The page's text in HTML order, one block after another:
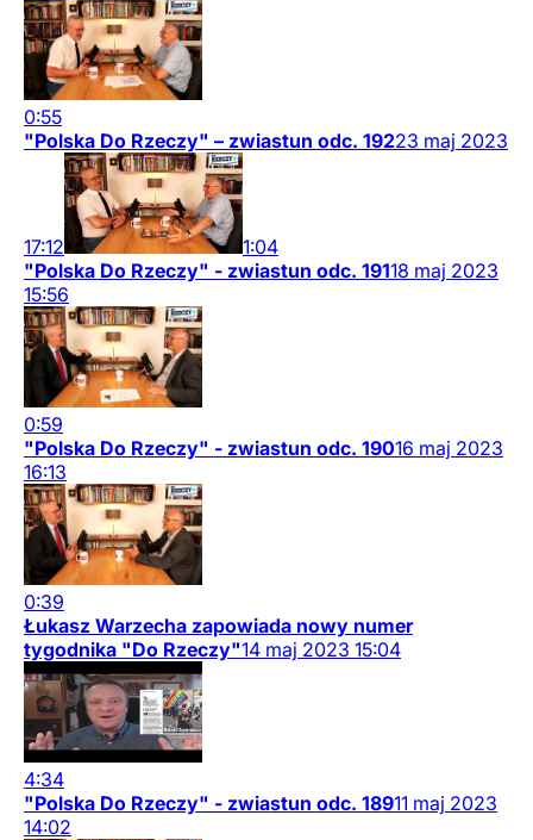
0:55
"Polska Do Rzeczy" – zwiastun odc. 19223 maj 2023
17:12
1:04
"Polska Do Rzeczy" - zwiastun odc. 19118 maj 2023
15:56
0:59
"Polska Do Rzeczy" - zwiastun odc. 19016 maj 2023
16:13
0:39
Łukasz Warzecha zapowiada nowy numer
tygodnika "Do Rzeczy"14 maj 2023 15:04
4:34
"Polska Do Rzeczy" - zwiastun odc. 18911 maj 2023
14:02